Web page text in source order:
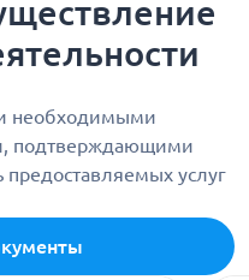
необходимыми
подтверждающими
предоставляемых услуг